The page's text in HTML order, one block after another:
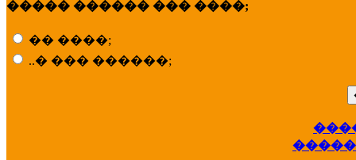
����� ������ ��� ����;
�� ����;
..� ��� ������;